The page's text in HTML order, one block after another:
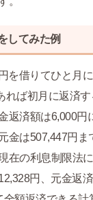
してみた例
を借りてひと月
れば初月に返済
返済額は6,000円
金は507,447円ま
在の利息制限法
円、元金返